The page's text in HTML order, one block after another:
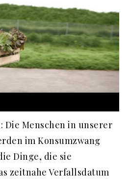
Die Menschen in unserer
im Konsumzwang
Dinge, die sie
zeitnahe Verfallsdatum